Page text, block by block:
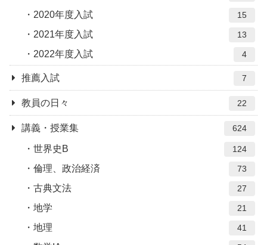
2020年度入試 15
2021年度入試 13
2022年度入試 4
推薦入試 7
教員の日々 22
講義・授業集 624
世界史B 124
倫理、政治経済 73
古典文法 27
地学 21
地理 41